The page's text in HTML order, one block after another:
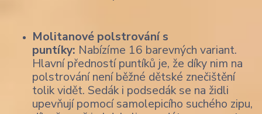
Molitanové polstrování s
puntíky: Nabízíme 16 barevných variant.
Hlavní předností puntíků je, že díky nim na
polstrování není běžné dětské znečištění
tolik vidět. Sedák i podsedák se na židli
upevňují pomocí samolepicího suchého zipu,